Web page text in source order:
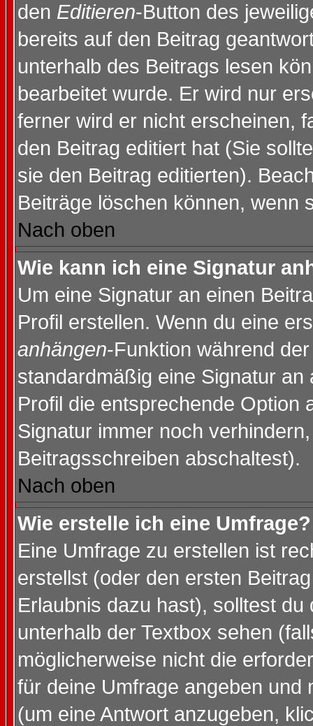
den Editieren-Button des
bereits auf den Beitrag
unterhalb des Beitrags lesen
bearbeitet wurde. Er wird nur
ferner wird er nicht erscheinen,
den Beitrag editiert hat (Sie
sie den Beitrag editierten).
Beiträge löschen können, wenn
Nach oben
Wie kann ich eine Signatur
Um eine Signatur an einen
Profil erstellen. Wenn du eine
anhängen-Funktion während
standardmäßig eine Signatur
Profil die entsprechende Option
Signatur immer noch
Beitragsschreiben abschaltest).
Nach oben
Wie erstelle ich eine Umfrage?
Eine Umfrage zu erstellen ist
erstellst (oder den ersten
Erlaubnis dazu hast), solltest
unterhalb der Textbox sehen
möglicherweise nicht die
für deine Umfrage angeben und
(um eine Antwort anzugeben,